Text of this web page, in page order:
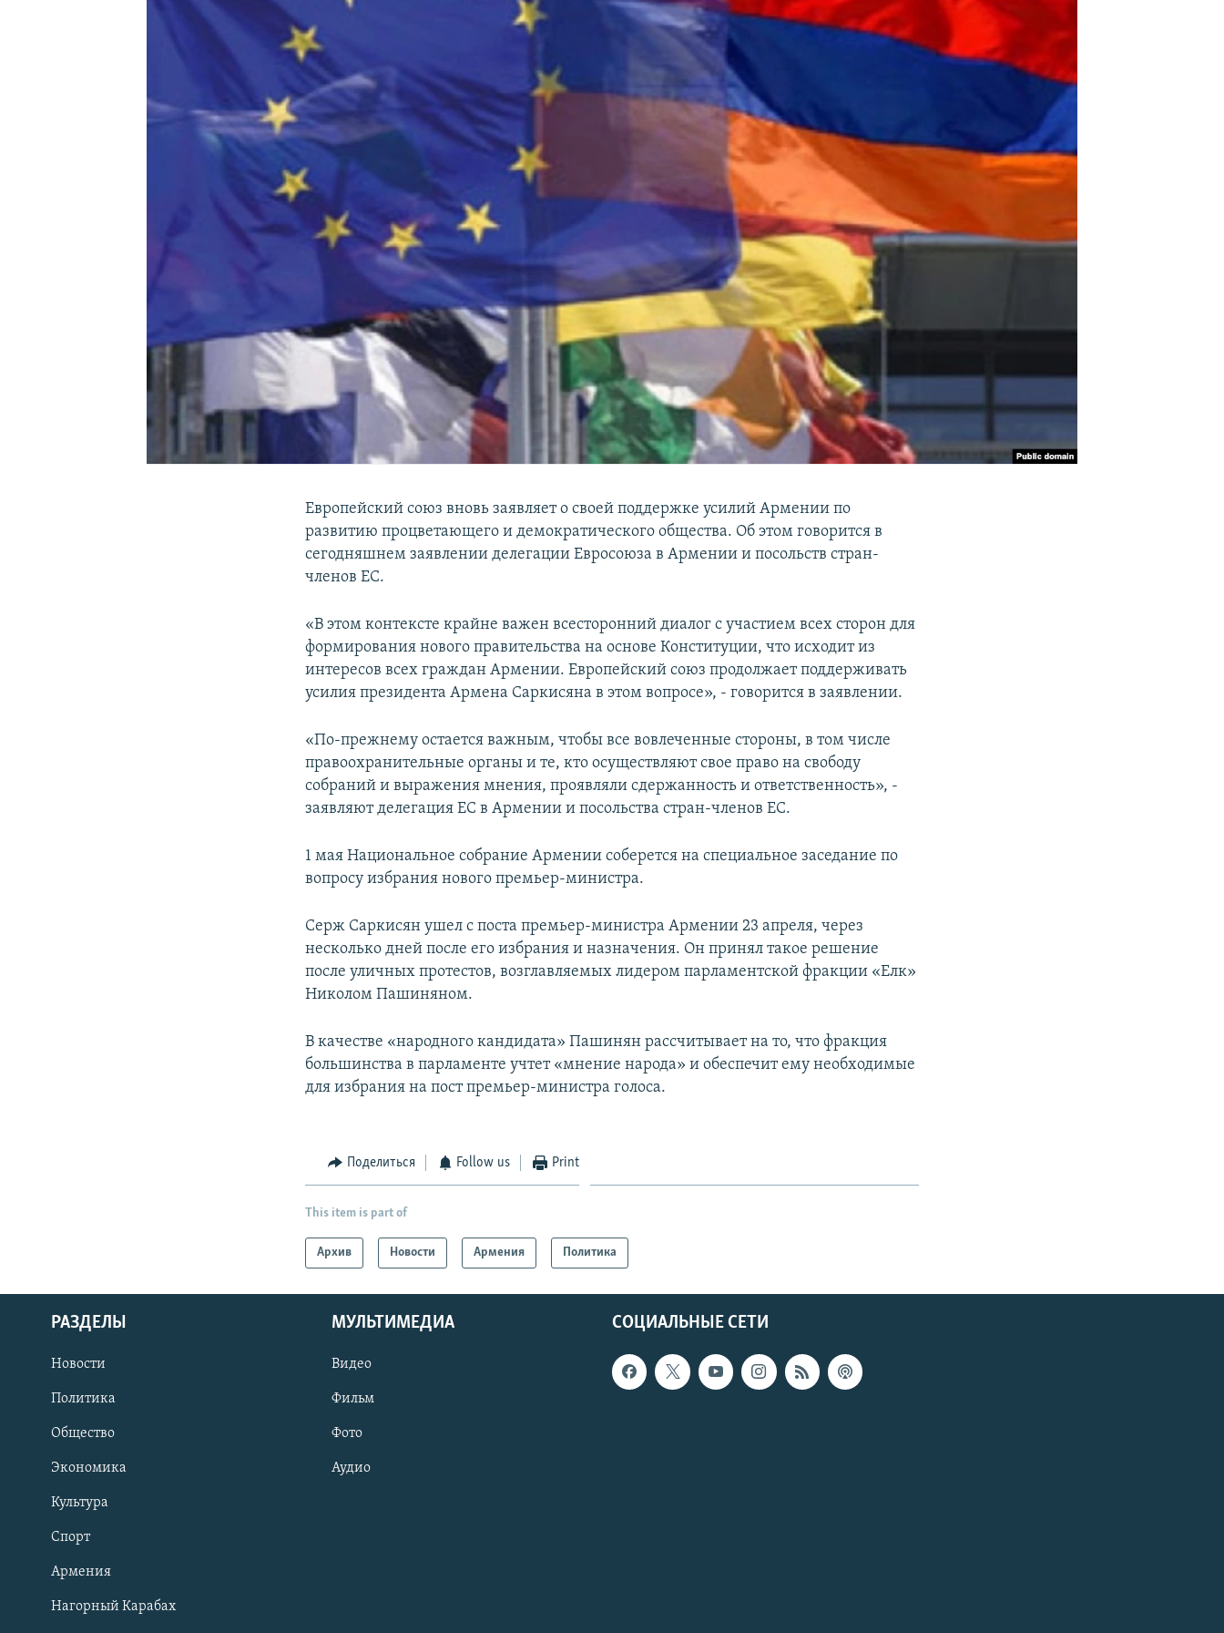
Европейский союз вновь заявляет о своей поддержке усилий Армении по
развитию процветающего и демократического общества. Об этом говорится в
сегодняшнем заявлении делегации Евросоюза в Армении и посольств стран-
членов ЕС.
«В этом контексте крайне важен всесторонний диалог с участием всех сторон для
формирования нового правительства на основе Конституции, что исходит из
интересов всех граждан Армении. Европейский союз продолжает поддерживать
усилия президента Армена Саркисяна в этом вопросе», - говорится в заявлении.
«По-прежнему остается важным, чтобы все вовлеченные стороны, в том числе
правоохранительные органы и те, кто осуществляют свое право на свободу
собраний и выражения мнения, проявляли сдержанность и ответственность», -
заявляют делегация ЕС в Армении и посольства стран-членов ЕС.
1 мая Национальное собрание Армении соберется на специальное заседание по
вопросу избрания нового премьер-министра.
Серж Саркисян ушел с поста премьер-министра Армении 23 апреля, через
несколько дней после его избрания и назначения. Он принял такое решение
после уличных протестов, возглавляемых лидером парламентской фракции «Елк»
Николом Пашиняном.
В качестве «народного кандидата» Пашинян рассчитывает на то, что фракция
большинства в парламенте учтет «мнение народа» и обеспечит ему необходимые
для избрания на пост премьер-министра голоса.
Поделиться Follow us Print
This item is part of
Архив Новости Армения Политика
СОЦИАЛЬНЫЕ СЕТИ
РАЗДЕЛЫ
Новости
Политика
Общество
Экономика
Культура
Спорт
Армения
Нагорный Карабах
МУЛЬТИМЕДИА
Видео
Фильм
Фото
Аудио